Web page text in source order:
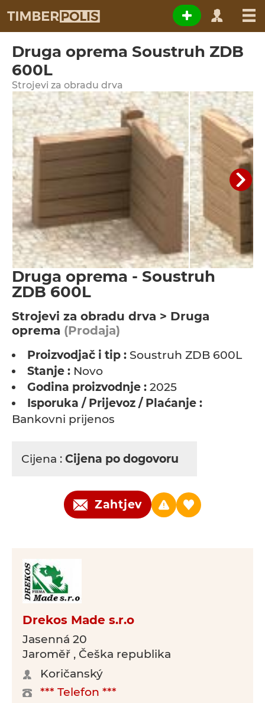
Druga oprema Soustruh ZDB
600L
Strojevi za obradu drva
Druga oprema - Soustruh
ZDB 600L
Strojevi za obradu drva > Druga
oprema (Prodaja)
Proizvodjač i tip : Soustruh ZDB 600L
Stanje : Novo
Godina proizvodnje : 2025
Isporuka / Prijevoz / Plaćanje :
Bankovni prijenos
Cijena : Cijena po dogovoru
Zahtjev
Drekos Made s.r.o
Jasenná 20
Jaroměř , Češka republika
Koričanský
*** Telefon ***